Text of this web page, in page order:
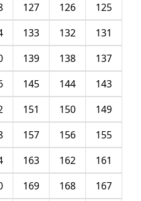
125
126
127
131
132
133
137
138
139
143
144
145
149
150
151
155
156
157
161
162
163
167
168
169